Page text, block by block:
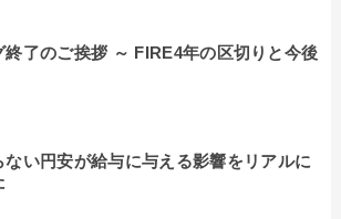
終了のご挨拶 ～ FIRE4年の区切りと今後
ない円安が給与に与える影響をリアルに